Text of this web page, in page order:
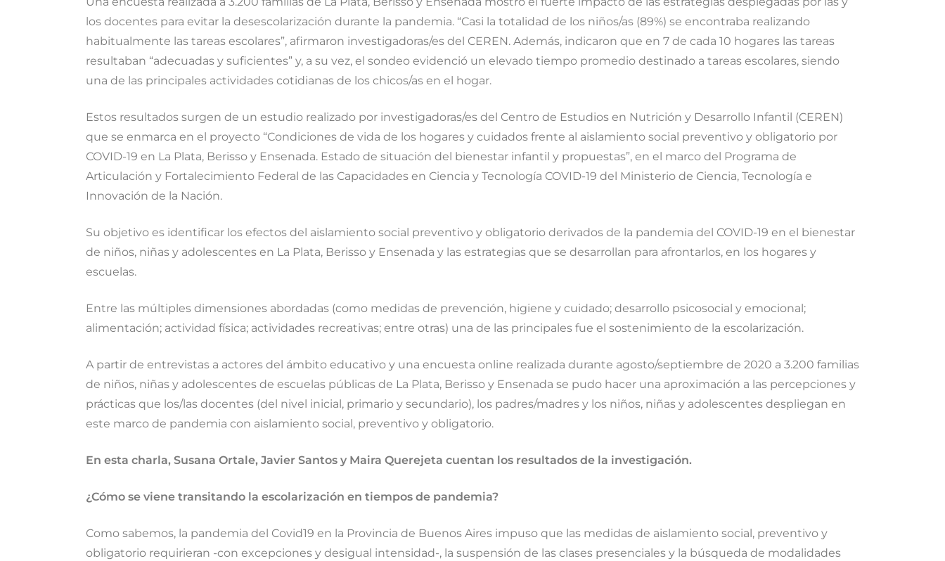
los docentes para evitar la desescolarización durante la pandemia. “Casi la totalidad de los niños/as (89%) se encontraba realizando
habitualmente las tareas escolares”, afirmaron investigadoras/es del CEREN. Además, indicaron que en 7 de cada 10 hogares las tareas
resultaban “adecuadas y suficientes” y, a su vez, el sondeo evidenció un elevado tiempo promedio destinado a tareas escolares, siendo
una de las principales actividades cotidianas de los chicos/as en el hogar.
Estos resultados surgen de un estudio realizado por investigadoras/es del Centro de Estudios en Nutrición y Desarrollo Infantil (CEREN)
que se enmarca en el proyecto “Condiciones de vida de los hogares y cuidados frente al aislamiento social preventivo y obligatorio por
COVID-19 en La Plata, Berisso y Ensenada. Estado de situación del bienestar infantil y propuestas”, en el marco del Programa de
Articulación y Fortalecimiento Federal de las Capacidades en Ciencia y Tecnología COVID-19 del Ministerio de Ciencia, Tecnología e
Innovación de la Nación.
Su objetivo es identificar los efectos del aislamiento social preventivo y obligatorio derivados de la pandemia del COVID-19 en el bienestar
de niños, niñas y adolescentes en La Plata, Berisso y Ensenada y las estrategias que se desarrollan para afrontarlos, en los hogares y
escuelas.
Entre las múltiples dimensiones abordadas (como medidas de prevención, higiene y cuidado; desarrollo psicosocial y emocional;
alimentación; actividad física; actividades recreativas; entre otras) una de las principales fue el sostenimiento de la escolarización.
A partir de entrevistas a actores del ámbito educativo y una encuesta online realizada durante agosto/septiembre de 2020 a 3.200 familias
de niños, niñas y adolescentes de escuelas públicas de La Plata, Berisso y Ensenada se pudo hacer una aproximación a las percepciones y
prácticas que los/las docentes (del nivel inicial, primario y secundario), los padres/madres y los niños, niñas y adolescentes despliegan en
este marco de pandemia con aislamiento social, preventivo y obligatorio.
En esta charla, Susana Ortale, Javier Santos y Maira Querejeta cuentan los resultados de la investigación.
¿Cómo se viene transitando la escolarización en tiempos de pandemia?
Como sabemos, la pandemia del Covid19 en la Provincia de Buenos Aires impuso que las medidas de aislamiento social, preventivo y
obligatorio requirieran -con excepciones y desigual intensidad-, la suspensión de las clases presenciales y la búsqueda de modalidades